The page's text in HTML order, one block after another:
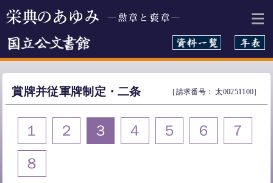
賞牌并従軍牌制定・二条 ［請求番号： 太00251100］
１ ２ ３ ４ ５ ６ ７
８